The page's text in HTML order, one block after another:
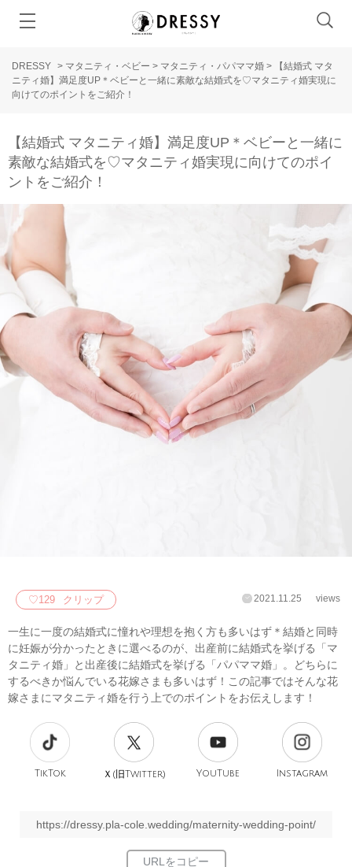
DRESSY > マタニティ・ベビー > マタニティ・パパママ婚 >
【結婚式 マタ
ニティ婚】満足度UP＊ベビーと一緒に素敵な結婚式を♡マタニティ婚実現に
向けてのポイントをご紹介！
【結婚式 マタニティ婚】満足度UP＊ベビーと一緒に
素敵な結婚式を♡マタニティ婚実現に向けてのポイ
ントをご紹介！
♡129 クリップ 2021.11.25 views
一生に一度の結婚式に憧れや理想を抱く方も多いはず＊結婚と同時
に妊娠が分かったときに選べるのが、出産前に結婚式を挙げる「マ
タニティ婚」と出産後に結婚式を挙げる「パパママ婚」。どちらに
するべきか悩んでいる花嫁さまも多いはず！この記事ではそんな花
嫁さまにマタニティ婚を行う上でのポイントをお伝えします！
TikTok Ｘ(旧Twitter) YouTube Instagram
https://dressy.pla-cole.wedding/maternity-wedding-point/